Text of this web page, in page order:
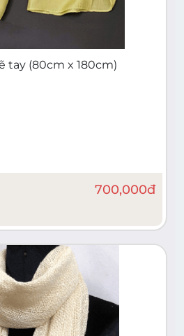
tay (80cm x 180cm)
700,000đ